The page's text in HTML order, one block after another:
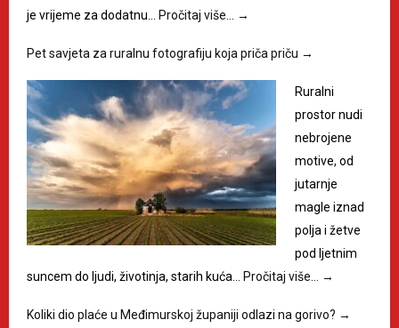
je vrijeme za dodatnu… Pročitaj više… →
Pet savjeta za ruralnu fotografiju koja priča priču →
Ruralni
prostor nudi
nebrojene
motive, od
jutarnje
magle iznad
polja i žetve
pod ljetnim
suncem do ljudi, životinja, starih kuća… Pročitaj više… →
Koliki dio plaće u Međimurskoj županiji odlazi na gorivo? →